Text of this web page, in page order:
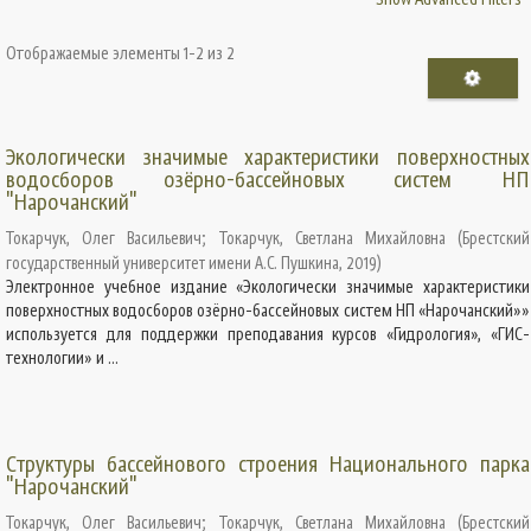
Отображаемые элементы 1-2 из 2
Экологически значимые характеристики поверхностных
водосборов озёрно-бассейновых систем НП
"Нарочанский"
Токарчук, Олег Васильевич; Токарчук, Светлана Михайловна (Брестский
государственный университет имени А.С. Пушкина, 2019)
Электронное учебное издание «Экологически значимые характеристики
поверхностных водосборов озёрно-бассейновых систем НП «Нарочанский»»
используется для поддержки преподавания курсов «Гидрология», «ГИС-
технологии» и ...
Структуры бассейнового строения Национального парка
"Нарочанский"
Токарчук, Олег Васильевич; Токарчук, Светлана Михайловна (Брестский